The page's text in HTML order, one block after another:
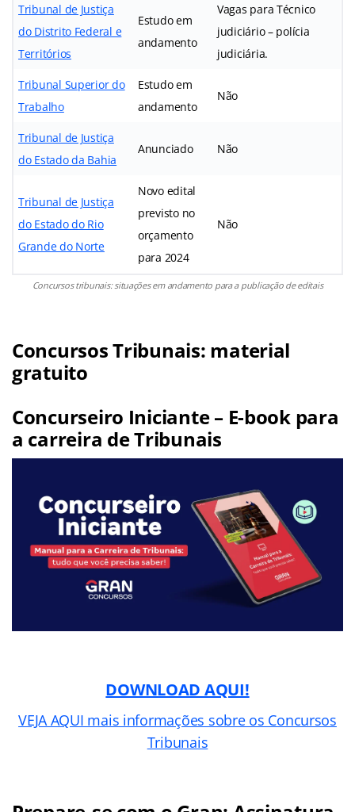
Tribunal de Justiça
do Distrito Federal e
Territórios
Estudo em
andamento
Vagas para Técnico
judiciário – polícia
judiciária.
Tribunal Superior do
Trabalho
Estudo em
andamento
Não
Tribunal de Justiça
do Estado da Bahia
Anunciado Não
Tribunal de Justiça
do Estado do Rio
Grande do Norte
Novo edital
previsto no
orçamento
para 2024
Não
Concursos tribunais: situações em andamento para a publicação de editais
Concursos Tribunais: material
gratuito
Concurseiro Iniciante – E-book para
a carreira de Tribunais
DOWNLOAD AQUI!
VEJA AQUI mais informações sobre os Concursos
Tribunais